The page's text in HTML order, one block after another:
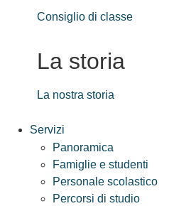
Consiglio di classe
La storia
La nostra storia
Servizi
Panoramica
Famiglie e studenti
Personale scolastico
Percorsi di studio